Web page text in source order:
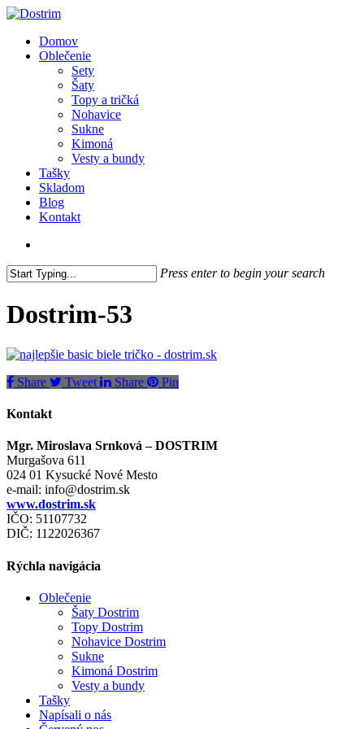
Skip
main
content
search
Menu
Domov
Oblečenie
Sety
Šaty
Topy a tričká
Nohavice
Sukne
Kimoná
Vesty a bundy
Tašky
Skladom
Blog
Kontakt
Press enter to begin your search
Search
Dostrim-53
Share Tweet Share Pin
Kontakt
Mgr. Miroslava Srnková – DOSTRIM
Murgašova 611
024 01 Kysucké Nové Mesto
e-mail: info@dostrim.sk
www.dostrim.sk
IČO: 51107732
DIČ: 1122026367
Rýchla navigácia
Oblečenie
Šaty Dostrim
Topy Dostrim
Nohavice Dostrim
Sukne
Kimoná Dostrim
Vesty a bundy
Tašky
Napísali o nás